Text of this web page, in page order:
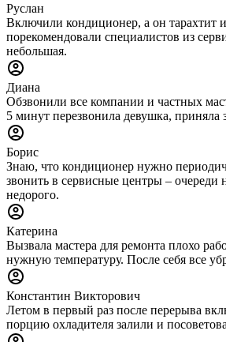
Руслан
Включили кондиционер, а он тарахтит
порекомендовали специалистов из
небольшая.
Диана
Обзвонили все компании и частных
5 минут перезвонила девушка,
Борис
Знаю, что кондиционер нужно
звонить в сервисные центры –
недорого.
Катерина
Вызвала мастера для ремонта плохо
нужную температуру. После себя все
Константин Викторович
Летом в первый раз после перерыва
порцию охладителя залили и